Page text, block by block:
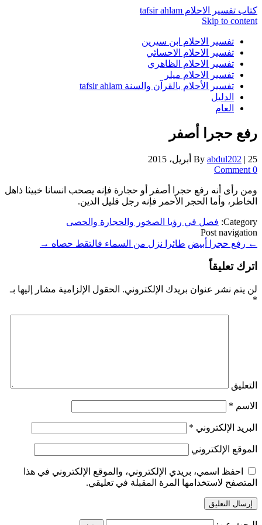
كتاب تفسير الاحلام tafsir ahlam
Skip to content
تفسير الاحلام ابن سيرين
تفسير الاحلام الاحسائي
تفسير الاحلام الظاهري
تفسير الاحلام ميلر
تفسير الأحلام بالقرآن والسنة tafsir ahlam
الدليل
العام
رفع حجرا أصفر
By abdul202 | 25 أبريل، 2015
0 Comment
ومن رأى أنه رفع حجرا أصفر أو حجارة فإنه يصحب انسانا خبيثا ذاهل
الخاطر، وأما الحجر الأحمر فإنه رجل قليل الدين.
Category: فصل في رؤيا الصخور والحجارة والحصى
Post navigation
← رفع حجرا أبيض طائرا نزل من السماء فالتقط حصاه →
اترك تعليقاً
لن يتم نشر عنوان بريدك الإلكتروني. الحقول الإلزامية مشار إليها بـ
*
التعليق
الاسم *
البريد الإلكتروني *
الموقع الإلكتروني
احفظ اسمي، بريدي الإلكتروني، والموقع الإلكتروني في هذا
المتصفح لاستخدامها المرة المقبلة في تعليقي.